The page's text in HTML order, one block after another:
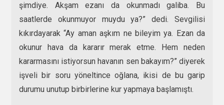
şimdiye. Akşam ezanı da okunmadı galiba. Bu
saatlerde okunmuyor muydu ya?” dedi. Sevgilisi
kıkırdayarak “Ay aman aşkım ne bileyim ya. Ezan da
okunur hava da kararır merak etme. Hem neden
kararmasını istiyorsun havanın sen bakayım?” diyerek
işveli bir soru yöneltince oğlana, ikisi de bu garip
durumu unutup birbirlerine kur yapmaya başlamıştı.